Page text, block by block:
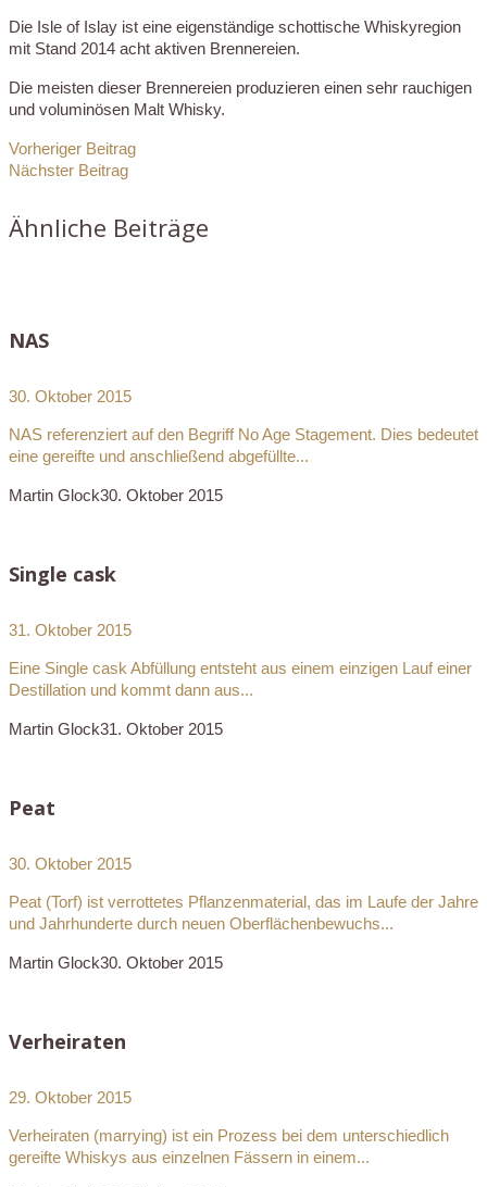
Die Isle of Islay ist eine eigenständige schottische Whiskyregion
mit Stand 2014 acht aktiven Brennereien.
Die meisten dieser Brennereien produzieren einen sehr rauchigen
und voluminösen Malt Whisky.
Vorheriger Beitrag
Nächster Beitrag
Ähnliche Beiträge
NAS
30. Oktober 2015
NAS referenziert auf den Begriff No Age Stagement. Dies bedeutet
eine gereifte und anschließend abgefüllte...
Martin Glock30. Oktober 2015
Single cask
31. Oktober 2015
Eine Single cask Abfüllung entsteht aus einem einzigen Lauf einer
Destillation und kommt dann aus...
Martin Glock31. Oktober 2015
Peat
30. Oktober 2015
Peat (Torf) ist verrottetes Pflanzenmaterial, das im Laufe der Jahre
und Jahrhunderte durch neuen Oberflächenbewuchs...
Martin Glock30. Oktober 2015
Verheiraten
29. Oktober 2015
Verheiraten (marrying) ist ein Prozess bei dem unterschiedlich
gereifte Whiskys aus einzelnen Fässern in einem...